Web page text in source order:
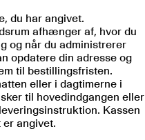
du har angivet.
afhænger af, hvor du
og når du administrerer
opdatere din adresse og
til bestillingsfristen.
eller i dagtimerne i
til hovedindgangen eller
Kassen
er angivet.